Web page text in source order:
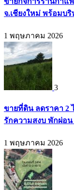
จ.เชียงใหม่ พร้อมบริ
1 พฤษภาคม 2026
3
ขายที่ดิน ลดราคา 2
รักความสงบ พักผ่อน
1 พฤษภาคม 2026